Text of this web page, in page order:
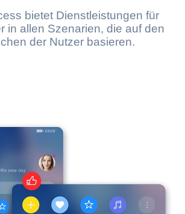
bietet Dienstleistungen für
in allen Szenarien, die auf den
der Nutzer basieren.